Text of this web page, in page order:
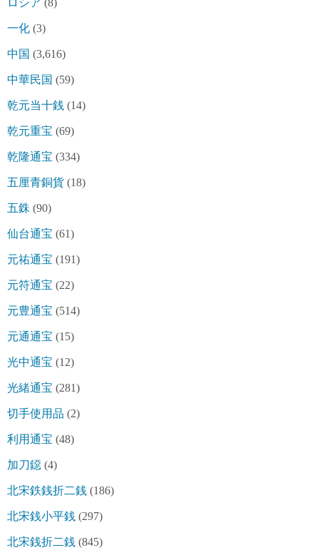
一化 (3)
中国 (3,616)
中華民国 (59)
乾元当十銭 (14)
乾元重宝 (69)
乾隆通宝 (334)
五厘青銅貨 (18)
五銖 (90)
仙台通宝 (61)
元祐通宝 (191)
元符通宝 (22)
元豊通宝 (514)
元通通宝 (15)
光中通宝 (12)
光緒通宝 (281)
切手使用品 (2)
利用通宝 (48)
加刀鐚 (4)
北宋鉄銭折二銭 (186)
北宋銭小平銭 (297)
北宋銭折二銭 (845)